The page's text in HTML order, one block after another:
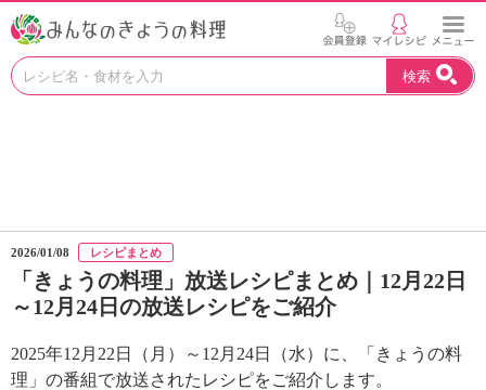
お
け
よ
。
N
検索
2026/01/08 レシピまとめ
「きょうの料理」放送レシピまとめ｜12月22日
～12月24日の放送レシピをご紹介
2025年12月22日（月）～12月24日（水）に、「きょうの料
理」の番組で放送されたレシピをご紹介します。